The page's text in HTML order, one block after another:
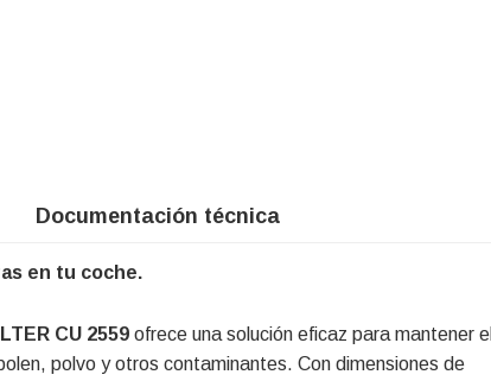
Documentación técnica
en tu coche.
CU 2559 ofrece una solución eficaz para mantener el
polvo y otros contaminantes. Con dimensiones de